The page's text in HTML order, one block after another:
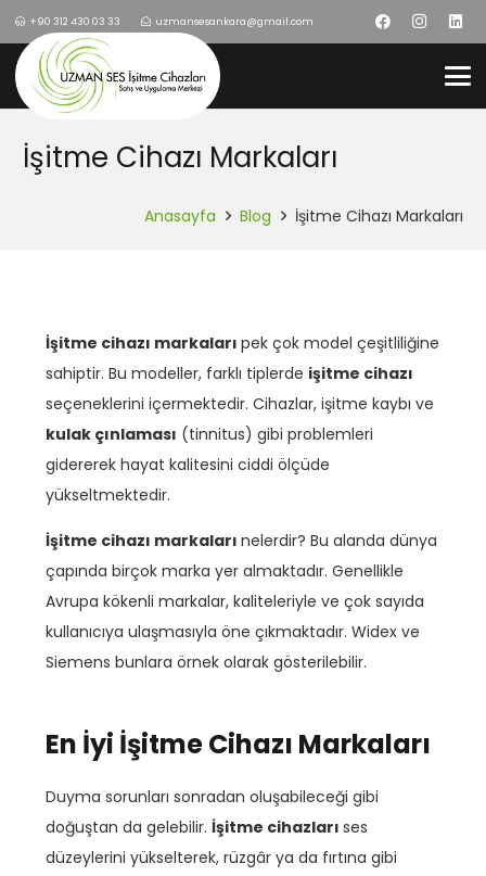
+90 312 430 03 33 uzmansesankara@gmail.com
İşitme Cihazı Markaları
Anasayfa Blog İşitme Cihazı Markaları
İşitme cihazı markaları pek çok model çeşitliliğine
sahiptir. Bu modeller, farklı tiplerde işitme cihazı
seçeneklerini içermektedir. Cihazlar, işitme kaybı ve
kulak çınlaması (tinnitus) gibi problemleri
gidererek hayat kalitesini ciddi ölçüde
yükseltmektedir.
İşitme cihazı markaları nelerdir? Bu alanda dünya
çapında birçok marka yer almaktadır. Genellikle
Avrupa kökenli markalar, kaliteleriyle ve çok sayıda
kullanıcıya ulaşmasıyla öne çıkmaktadır. Widex ve
Siemens bunlara örnek olarak gösterilebilir.
En İyi İşitme Cihazı Markaları
Duyma sorunları sonradan oluşabileceği gibi
doğuştan da gelebilir. İşitme cihazları ses
düzeylerini yükselterek, rüzgâr ya da fırtına gibi